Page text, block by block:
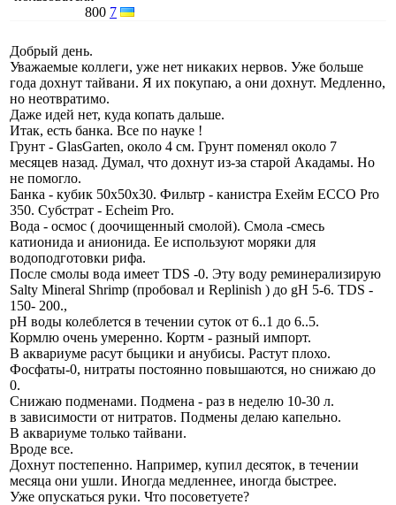
800 7
Добрый день.
Уважаемые коллеги, уже нет никаких нервов. Уже больше
года дохнут тайвани. Я их покупаю, а они дохнут. Медленно,
но неотвратимо.
Даже идей нет, куда копать дальше.
Итак, есть банка. Все по науке !
Грунт - GlasGarten, около 4 см. Грунт поменял около 7
месяцев назад. Думал, что дохнут из-за старой Акадамы. Но
не помогло.
Банка - кубик 50x50x30. Фильтр - канистра Ехейм ECCO Pro
350. Субстрат - Echeim Pro.
Вода - осмос ( доочищенный смолой). Смола -смесь
катионида и анионида. Ее используют моряки для
водоподготовки рифа.
После смолы вода имеет TDS -0. Эту воду реминерализирую
Salty Mineral Shrimp (пробовал и Replinish ) до gH 5-6. TDS -
150- 200.,
pH воды колеблется в течении суток от 6..1 до 6..5.
Кормлю очень умеренно. Кортм - разный импорт.
В аквариуме расут быцики и анубисы. Растут плохо.
Фосфаты-0, нитраты постоянно повышаются, но снижаю до
0.
Снижаю подменами. Подмена - раз в неделю 10-30 л.
в зависимости от нитратов. Подмены делаю капельно.
В аквариуме только тайвани.
Вроде все.
Дохнут постепенно. Например, купил десяток, в течении
месяца они ушли. Иногда медленнее, иногда быстрее.
Уже опускаться руки. Что посоветуете?